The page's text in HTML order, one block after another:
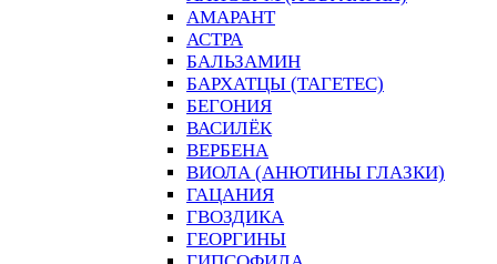
АМАРАНТ
АСТРА
БАЛЬЗАМИН
БАРХАТЦЫ (ТАГЕТЕС)
БЕГОНИЯ
ВАСИЛЁК
ВЕРБЕНА
ВИОЛА (АНЮТИНЫ ГЛАЗКИ)
ГАЦАНИЯ
ГВОЗДИКА
ГЕОРГИНЫ